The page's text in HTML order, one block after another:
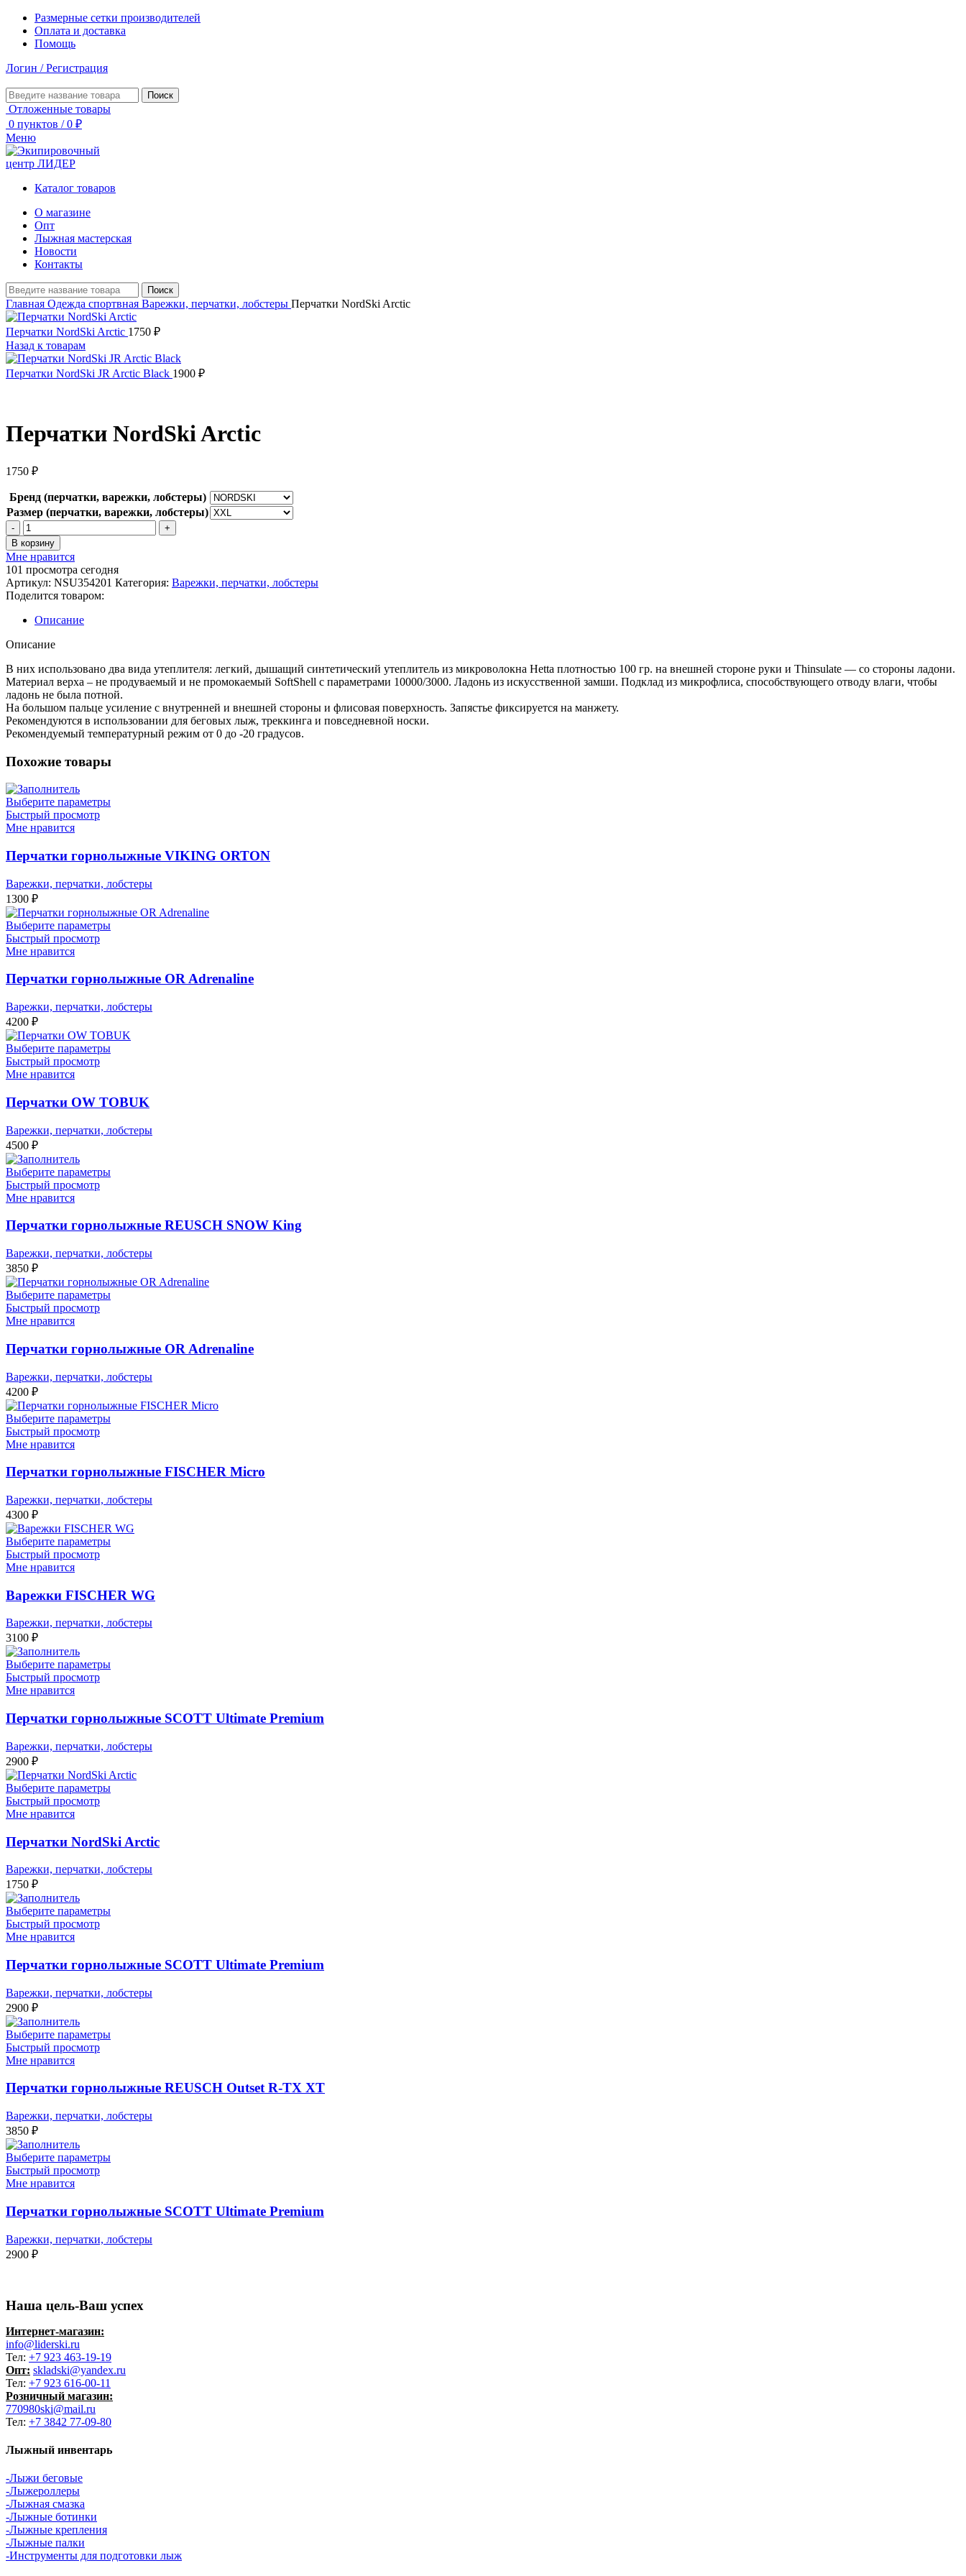
Размерные сетки производителей
Оплата и доставка
Помощь
Логин / Регистрация
Поиск
Отложенные товары
0 пунктов / 0 ₽
Меню
Каталог товаров
О магазине
Опт
Лыжная мастерская
Новости
Контакты
Поиск
Главная Одежда спортвная Варежки, перчатки, лобстеры Перчатки NordSki Arctic
Перчатки NordSki Arctic 1750 ₽
Назад к товарам
Перчатки NordSki JR Arctic Blaсk 1900 ₽
Перчатки NordSki Arctic
1750 ₽
Бренд (перчатки, варежки, лобстеры)
Размер (перчатки, варежки, лобстеры)
Количество
товара
Перчатки
NordSki
Arctic
В корзину
Мне нравится
101 просмотра сегодня
Артикул: NSU354201 Категория: Варежки, перчатки, лобстеры
Поделится товаром:
Описание
Описание
В них использовано два вида утеплителя: легкий, дышащий синтетический утеплитель из микроволокна Hetta плотностью 100 гр. на внешней стороне руки и Thinsulate — со стороны ладони.
Материал верха – не продуваемый и не промокаемый SoftShell с параметрами 10000/3000. Ладонь из искусственной замши. Подклад из микрофлиса, способствующего отводу влаги, чтобы
ладонь не была потной.
На большом пальце усиление с внутренней и внешней стороны и флисовая поверхность. Запястье фиксируется на манжету.
Рекомендуются в использовании для беговых лыж, треккинга и повседневной носки.
Рекомендуемый температурный режим от 0 до -20 градусов.
Похожие товары
Выберите параметры
Быстрый просмотр
Мне нравится
Перчатки горнолыжные VIKING ORTON
Варежки, перчатки, лобстеры
1300 ₽
Выберите параметры
Быстрый просмотр
Мне нравится
Перчатки горнолыжные OR Adrenaline
Варежки, перчатки, лобстеры
4200 ₽
Выберите параметры
Быстрый просмотр
Мне нравится
Перчатки OW TOBUK
Варежки, перчатки, лобстеры
4500 ₽
Выберите параметры
Быстрый просмотр
Мне нравится
Перчатки горнолыжные REUSCH SNOW King
Варежки, перчатки, лобстеры
3850 ₽
Выберите параметры
Быстрый просмотр
Мне нравится
Перчатки горнолыжные OR Adrenaline
Варежки, перчатки, лобстеры
4200 ₽
Выберите параметры
Быстрый просмотр
Мне нравится
Перчатки горнолыжные FISCHER Micro
Варежки, перчатки, лобстеры
4300 ₽
Выберите параметры
Быстрый просмотр
Мне нравится
Варежки FISCHER WG
Варежки, перчатки, лобстеры
3100 ₽
Выберите параметры
Быстрый просмотр
Мне нравится
Перчатки горнолыжные SCOTT Ultimate Premium
Варежки, перчатки, лобстеры
2900 ₽
Выберите параметры
Быстрый просмотр
Мне нравится
Перчатки NordSki Arctic
Варежки, перчатки, лобстеры
1750 ₽
Выберите параметры
Быстрый просмотр
Мне нравится
Перчатки горнолыжные SCOTT Ultimate Premium
Варежки, перчатки, лобстеры
2900 ₽
Выберите параметры
Быстрый просмотр
Мне нравится
Перчатки горнолыжные REUSCH Outset R-TX XT
Варежки, перчатки, лобстеры
3850 ₽
Выберите параметры
Быстрый просмотр
Мне нравится
Перчатки горнолыжные SCOTT Ultimate Premium
Варежки, перчатки, лобстеры
2900 ₽
Наша цель-Ваш успех
Интернет-магазин:
info@liderski.ru
Тел: +7 923 463-19-19
Опт: skladski@yandex.ru
Тел: +7 923 616-00-11
Розничный магазин:
770980ski@mail.ru
Тел: +7 3842 77-09-80
Лыжный инвентарь
-Лыжи беговые
-Лыжероллеры
-Лыжная смазка
-Лыжные ботинки
-Лыжные крепления
-Лыжные палки
-Инструменты для подготовки лыж